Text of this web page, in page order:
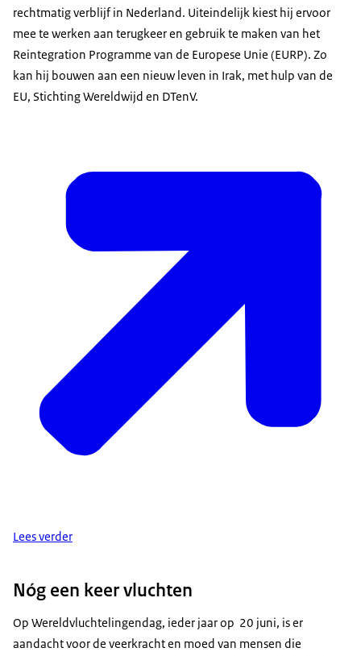
rechtmatig verblijf in Nederland. Uiteindelijk kiest hij ervoor
mee te werken aan terugkeer en gebruik te maken van het
Reintegration Programme van de Europese Unie (EURP). Zo
kan hij bouwen aan een nieuw leven in Irak, met hulp van de
EU, Stichting Wereldwijd en DTenV.
Lees verder
Nóg een keer vluchten
Op Wereldvluchtelingendag, ieder jaar op 20 juni, is er
aandacht voor de veerkracht en moed van mensen die